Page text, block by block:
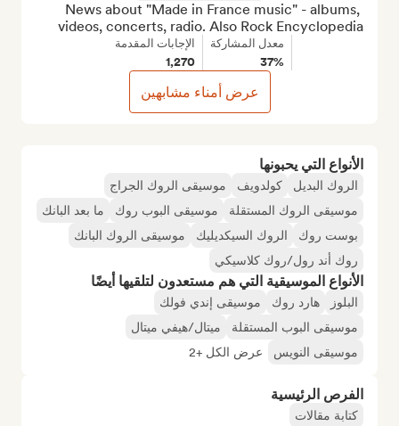
الأنواع التي يحبونها
الروك البديل كولدويف
موسيقى الروك الجراج
موسيقى الروك المستقلة
موسيقى البوب روك
ما بعد البانك
بوست روك
الروك السيكديليك
موسيقى الروك البانك
روك أند رول/روك كلاسيكي
الأنواع الموسيقية التي هم مستعدون لتلقيها أيضًا
البلوز هارد روك
موسيقى إندي فولك
موسيقى البوب المستقلة
ميتال/هيفي ميتال
موسيقى النويس
عرض الكل +2
الفرص الرئيسية
كتابة مقالات
News about "Made in France music" - albums,
videos, concerts, radio. Also Rock Encyclopedia
معدل المشاركة
37%
الإجابات المقدمة
1,270
عرض أمناء مشابهين